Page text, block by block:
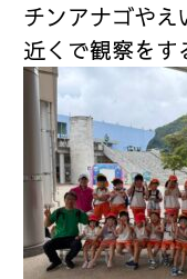
チンアナゴやえ
近くで観察をす